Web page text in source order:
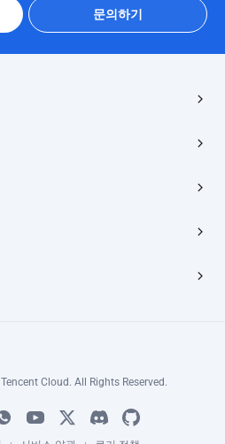
문의하기
Cloud. All Rights Reserved.